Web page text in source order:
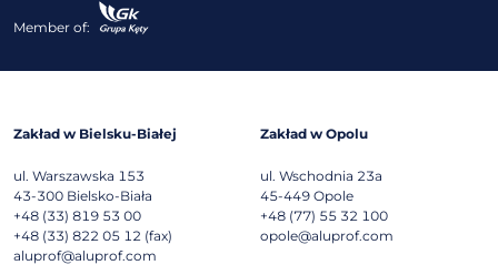
Member of:
Zakład w Bielsku-Białej
ul. Warszawska 153
43-300 Bielsko-Biała
+48 (33) 819 53 00
+48 (33) 822 05 12 (fax)
aluprof@aluprof.com
Zakład w Opolu
ul. Wschodnia 23a
45-449 Opole
+48 (77) 55 32 100
opole@aluprof.com